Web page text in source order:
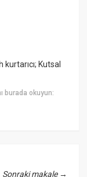
kurtarıcı; Kutsal
burada okuyun:
Sonraki makale→